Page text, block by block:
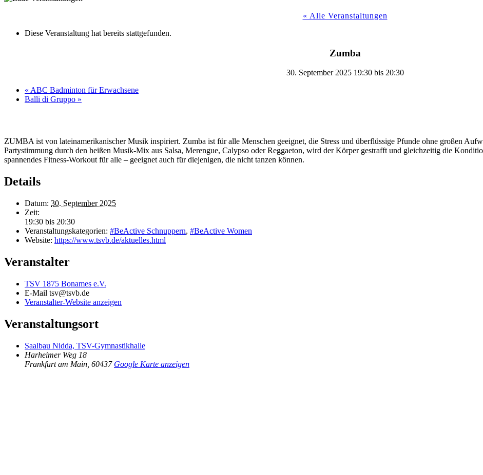
« Alle Veranstaltungen
Diese Veranstaltung hat bereits stattgefunden.
Zumba
30. September 2025 19:30bis 20:30
« ABC Badminton für Erwachsene
Balli di Gruppo »
ZUMBA ist von lateinamerikanischer Musik inspiriert. Zumba ist für alle Menschen geeignet, die Stress und überflüssige Pfunde ohne großen
Partystimmung durch den heißen Musik-Mix aus Salsa, Merengue, Calypso oder Reggaeton, wird der Körper gestrafft und gleichzeitig die
spannendes Fitness-Workout für alle – geeignet auch für diejenigen, die nicht tanzen können.
Details
Datum: 30. September 2025
Zeit:
19:30 bis 20:30
Veranstaltungskategorien: #BeActive Schnuppern, #BeActive Women
Website: https://www.tsvb.de/aktuelles.html
Veranstalter
TSV 1875 Bonames e.V.
E-Mail tsv@tsvb.de
Veranstalter-Website anzeigen
Veranstaltungsort
Saalbau Nidda, TSV-Gymnastikhalle
Harheimer Weg 18
Frankfurt am Main 60437 Google Karte anzeigen